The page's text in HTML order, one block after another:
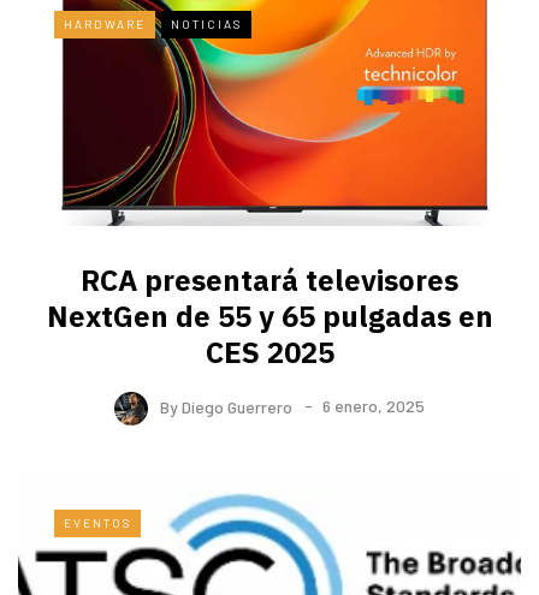
HARDWARE NOTICIAS
RCA presentará televisores
NextGen de 55 y 65 pulgadas en
CES 2025
ByDiego Guerrero 6 enero, 2025
EVENTOS